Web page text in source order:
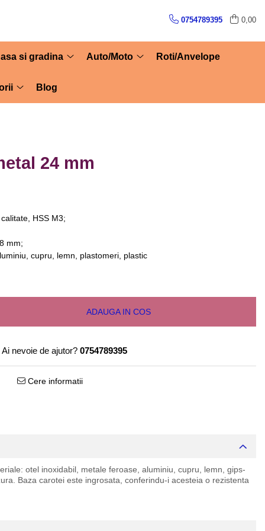
0754789395 0,00
si gradina Auto/Moto Roti/Anvelope
Blog
24 mm
HSS M3;
mm;
cupru, lemn, plastomeri, plastic
ADAUGA IN COS
Ai nevoie de ajutor? 0754789395
Cere informatii
otel inoxidabil, metale feroase, aluminiu, cupru, lemn, gips-
Baza carotei este ingrosata, conferindu-i acesteia o rezistenta